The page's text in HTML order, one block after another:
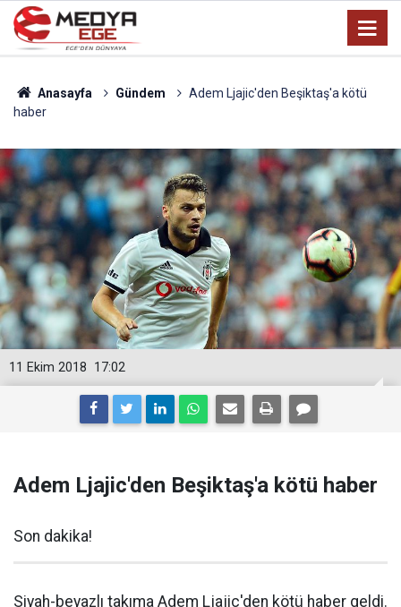
Anasayfa Gündem
Adem Ljajic'den Beşiktaş'a kötü
haber
17:02
11 Ekim 2018
Adem Ljajic'den Beşiktaş'a kötü haber
Son dakika!
Siyah-beyazlı takıma Adem Ljajic'den kötü haber geldi.